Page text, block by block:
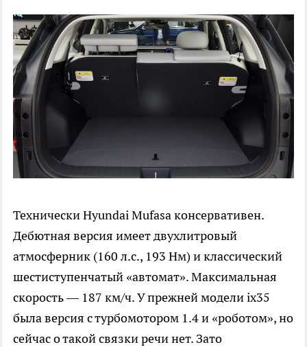
Технически Hyundai Mufasa консервативен.
Дебютная версия имеет двухлитровый
атмосферник (160 л.с., 193 Нм) и классический
шестиступенчатый «автомат». Максимальная
скорость — 187 км/ч. У прежней модели ix35
была версия с турбомотором 1.4 и «роботом», но
сейчас о такой связки речи нет. Зато